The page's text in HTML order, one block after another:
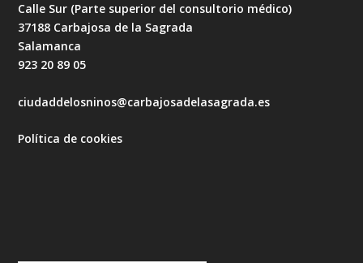
Calle Sur (Parte superior del consultorio médico)
37188 Carbajosa de la Sagrada
Salamanca
923 20 89 05
ciudaddelosninos@carbajosadelasagrada.es
Política de cookies